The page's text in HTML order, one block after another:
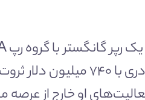
شان از زندگی شناخته
او خارج از